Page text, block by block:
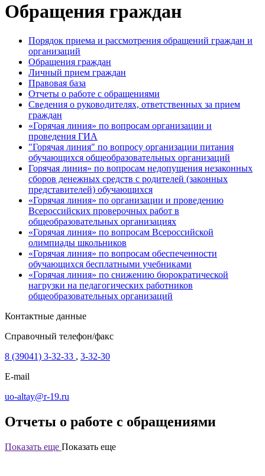
Обращения граждан
Порядок приема и рассмотрения обращений граждан и
организаций
Обращения граждан
Личный прием граждан
Правовая база
Отчеты о работе с обращениями
Сведения о руководителях, ответственных за прием
граждан
«Горячая линия» по вопросам организации и
проведения ГИА
"Горячая линия" по вопросу организации питания
обучающихся общеобразовательных организаций
Горячая линия» по вопросам недопущения незаконных
сборов денежных средств с родителей (законных
представителей) обучающихся
«Горячая линия» по организации и проведению
Всероссийских проверочных работ в
общеобразовательных организациях
«Горячая линия» по вопросам Всероссийской
олимпиады школьников
«Горячая линия» по вопросам обеспеченности
обучающихся бесплатными учебниками
«Горячая линия» по снижению бюрократической
нагрузки на педагогических работников
общеобразовательных организаций
Контактные данные
Справочный телефон/факс
8 (39041) 3-32-33 , 3-32-30
E-mail
uo-altay@r-19.ru
Отчеты о работе с обращениями
Показать еще Показать еще